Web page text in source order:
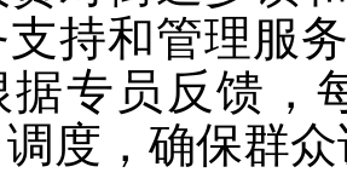
支持和管理服
据专员反馈，
度，确保群